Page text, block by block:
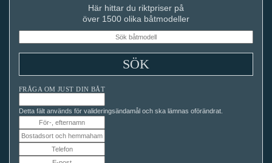
Här hittar du riktpriser på
över 1500 olika båtmodeller
FRÅGA OM JUST DIN BÅT
Detta fält används för valideringsändamål och ska lämnas oförändrat.